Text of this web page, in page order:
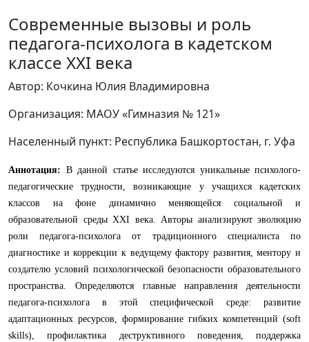
Современные вызовы и роль
педагога-психолога в кадетском
классе XXI века
Автор: Кочкина Юлия Владимировна
Организация: МАОУ «Гимназия № 121»
Населенный пункт: Республика Башкортостан, г. Уфа
Аннотация: В данной статье исследуются уникальные психолого-
педагогические трудности, возникающие у учащихся кадетских
классов на фоне динамично меняющейся социальной и
образовательной среды XXI века. Авторы анализируют эволюцию
роли педагога-психолога от традиционного специалиста по
диагностике и коррекции к ведущему фактору развития, ментору и
создателю условий психологической безопасности образовательного
пространства. Определяются главные направления деятельности
педагога-психолога в этой специфической среде: развитие
адаптационных ресурсов, формирование гибких компетенций (soft
skills), профилактика деструктивного поведения, поддержка